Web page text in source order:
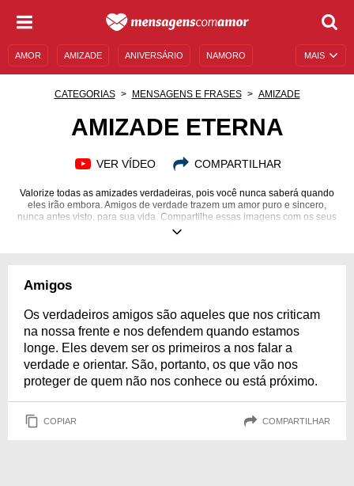
MAIS
AMOR AMIZADE ANIVERSÁRIO NAMORO
CATEGORIAS MENSAGENS E FRASES AMIZADE
AMIZADE ETERNA
VER VÍDEO COMPARTILHAR
Valorize todas as amizades verdadeiras, pois você nunca saberá quando
eles irão embora. Amigos de verdade trazem um amor puro e sincero,
nunca antes visto, para sua vida. Compartilhe essas imagens com os seus
amigos e demonstre o quanto eles são especiais.
Amigos
Os verdadeiros amigos são aqueles que nos criticam
na nossa frente e nos defendem quando estamos
longe. Eles devem ser os primeiros a nos falar a
verdade e orientar. São, portanto, os que vão nos
proteger de quem não nos conhece ou está próximo.
COPIAR COMPARTILHAR